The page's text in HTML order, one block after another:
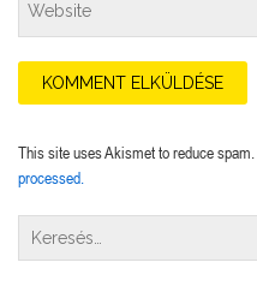
This site uses Akismet to reduce spam.
processed.